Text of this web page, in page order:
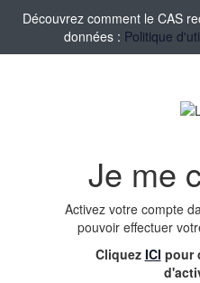
Découvrez comment le CAS
données : Politique
Je me
Activez votre compte
pouvoir effectuer
Cliquez ICI pour